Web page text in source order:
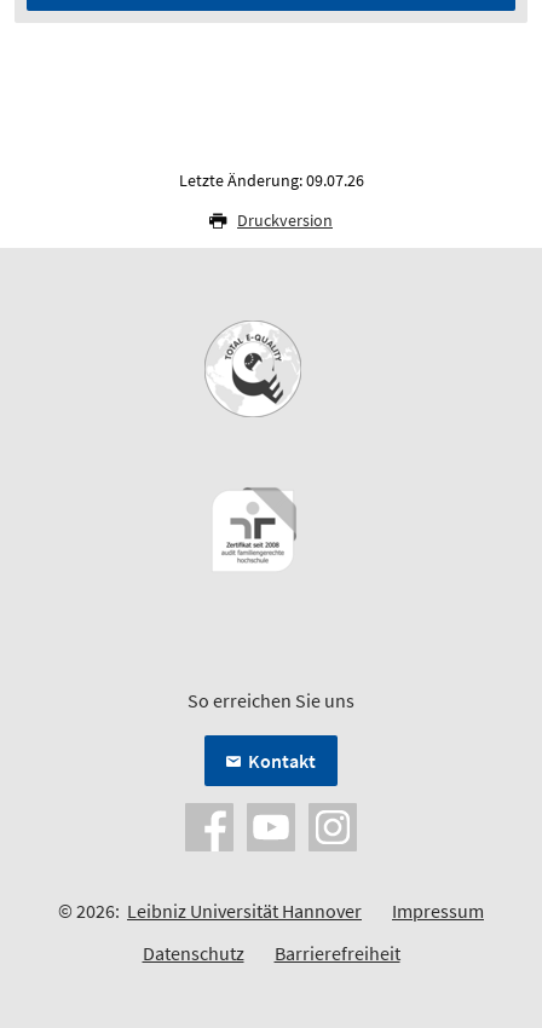
Letzte Änderung: 09.07.26
Druckversion
So erreichen Sie uns
Kontakt
© 2026: Leibniz Universität Hannover
Impressum
Datenschutz
Barrierefreiheit